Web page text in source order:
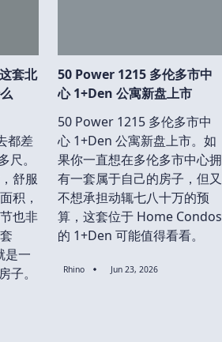
套北
都差
。
舒服
积，
也非
是一
子。
50 Power 1215 多伦多市中
心 1+Den 公寓新盘上市
50 Power 1215 多伦多市中
心 1+Den 公寓新盘上市。如
果你一直想在多伦多市中心拥
有一套属于自己的房子，但又
不想承担动辄七八十万的预
算，这套位于 Home Condos
的 1+Den 可能值得看看。
Rhino Jun 23, 2026